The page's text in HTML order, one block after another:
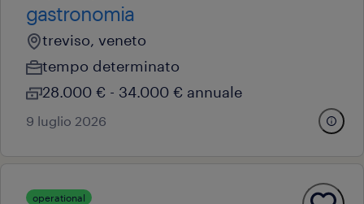
gastronomia
treviso, veneto
tempo determinato
28.000 € - 34.000 € annuale
9 luglio 2026
operational